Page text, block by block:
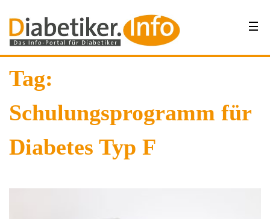
Tag:
Schulungsprogramm für
Diabetes Typ F